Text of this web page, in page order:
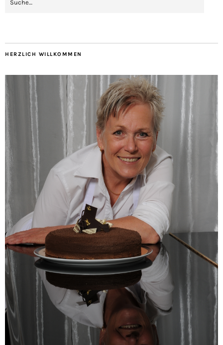
HERZLICH WILLKOMMEN